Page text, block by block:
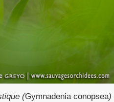
(Gymnadenia conopsea)